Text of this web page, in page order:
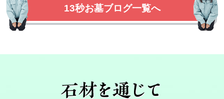
13秒お墓ブログ一覧へ